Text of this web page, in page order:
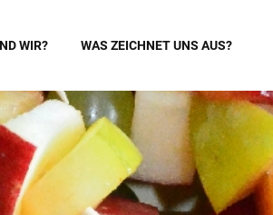
WIR? WAS ZEICHNET UNS AUS?